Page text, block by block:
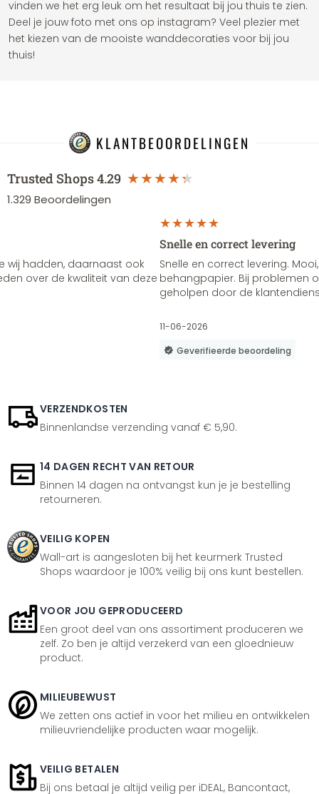
vinden we het erg leuk om het resultaat bij jou thuis te zien.
Deel je jouw foto met ons op instagram? Veel plezier met
het kiezen van de mooiste wanddecoraties voor bij jou
thuis!
KLANTBEOORDELINGEN
Trusted Shops4.29
1.329 Beoordelingen
wij hadden, daarnaast ook
over de kwaliteit van deze
Snelle en correct levering
Snelle en correct levering.
behangpapier. Bij problemen
geholpen door de
11-06-2026
Geverifieerde beoordeling
VERZENDKOSTEN
Binnenlandse verzending vanaf € 5,90.
14 DAGEN RECHT VAN RETOUR
Binnen 14 dagen na ontvangst kun je je bestelling
retourneren.
VEILIG KOPEN
Wall-art is aangesloten bij het keurmerk Trusted
Shops waardoor je 100% veilig bij ons kunt bestellen.
VOOR JOU GEPRODUCEERD
Een groot deel van ons assortiment produceren we
zelf. Zo ben je altijd verzekerd van een gloednieuw
product.
MILIEUBEWUST
We zetten ons actief in voor het milieu en ontwikkelen
milieuvriendelijke producten waar mogelijk.
VEILIG BETALEN
Bij ons betaal je altijd veilig per iDEAL, Bancontact,